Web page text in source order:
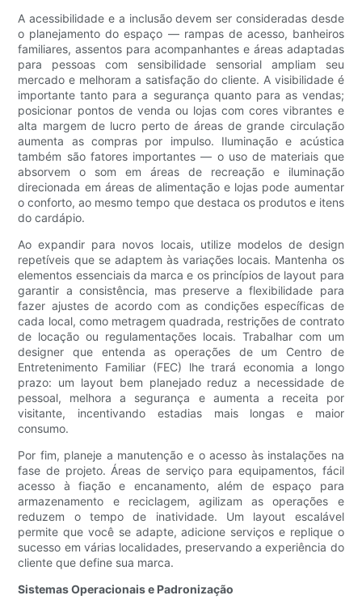
A acessibilidade e a inclusão devem ser consideradas desde
o planejamento do espaço — rampas de acesso, banheiros
familiares, assentos para acompanhantes e áreas adaptadas
para pessoas com sensibilidade sensorial ampliam seu
mercado e melhoram a satisfação do cliente. A visibilidade é
importante tanto para a segurança quanto para as vendas;
posicionar pontos de venda ou lojas com cores vibrantes e
alta margem de lucro perto de áreas de grande circulação
aumenta as compras por impulso. Iluminação e acústica
também são fatores importantes — o uso de materiais que
absorvem o som em áreas de recreação e iluminação
direcionada em áreas de alimentação e lojas pode aumentar
o conforto, ao mesmo tempo que destaca os produtos e itens
do cardápio.
Ao expandir para novos locais, utilize modelos de design
repetíveis que se adaptem às variações locais. Mantenha os
elementos essenciais da marca e os princípios de layout para
garantir a consistência, mas preserve a flexibilidade para
fazer ajustes de acordo com as condições específicas de
cada local, como metragem quadrada, restrições de contrato
de locação ou regulamentações locais. Trabalhar com um
designer que entenda as operações de um Centro de
Entretenimento Familiar (FEC) lhe trará economia a longo
prazo: um layout bem planejado reduz a necessidade de
pessoal, melhora a segurança e aumenta a receita por
visitante, incentivando estadias mais longas e maior
consumo.
Por fim, planeje a manutenção e o acesso às instalações na
fase de projeto. Áreas de serviço para equipamentos, fácil
acesso à fiação e encanamento, além de espaço para
armazenamento e reciclagem, agilizam as operações e
reduzem o tempo de inatividade. Um layout escalável
permite que você se adapte, adicione serviços e replique o
sucesso em várias localidades, preservando a experiência do
cliente que define sua marca.
Sistemas Operacionais e Padronização